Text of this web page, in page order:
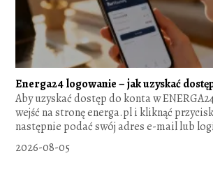
Energa24 logowanie – jak uzyskać
Aby uzyskać dostęp do konta w
wejść na stronę energa.pl i kliknąć
następnie podać swój adres e-mail lub
2026-08-05